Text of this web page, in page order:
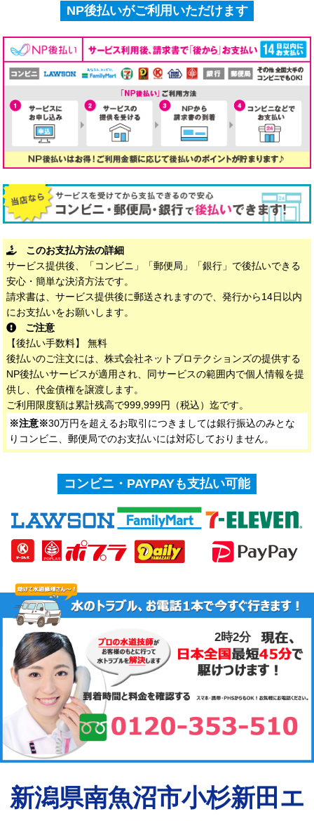
NP後払いがご利用いただけます
このお支払方法の詳細
サービス提供後、「コンビニ」「郵便局」「銀行」で後払いできる
安心・簡単な決済方法です。
請求書は、サービス提供後に郵送されますので、発行から14日以内
にお支払いをお願いします。
ご注意
【後払い手数料】 無料
後払いのご注文には、株式会社ネットプロテクションズの提供する
NP後払いサービスが適用され、同サービスの範囲内で個人情報を提
供し、代金債権を譲渡します。
ご利用限度額は累計残高で999,999円（税込）迄です。
※注意※30万円を超えるお取引につきましては銀行振込のみとな
りコンビニ、郵便局でのお支払いには対応しておりません。
コンビニ・PAYPAYも支払い可能
2時2分
新潟県南魚沼市小杉新田エ